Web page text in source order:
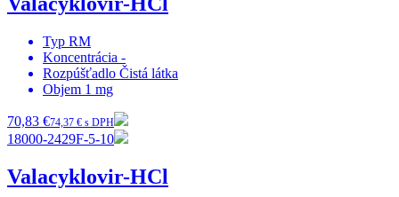
Typ RM
Koncentrácia -
Rozpúšťadlo Čistá látka
Objem 1 mg
70,83 €74,37 € s DPH
18000-2429F-5-10
Valacyklovir-HCl